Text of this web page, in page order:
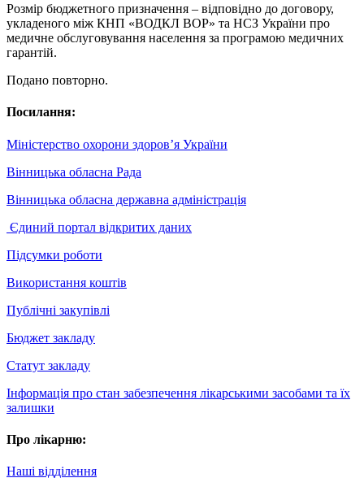
Розмір бюджетного призначення – відповідно до договору,
укладеного між КНП «ВОДКЛ ВОР» та НСЗ України про
медичне обслуговування населення за програмою медичних
гарантій.
Подано повторно.
Посилання:
Міністерство охорони здоров’я України
Вінницька обласна Рада
Вінницька обласна державна адміністрація
Єдиний портал відкритих даних
Підсумки роботи
Використання коштів
Публічні закупівлі
Бюджет закладу
Статут закладу
Інформація про стан забезпечення лікарськими засобами та їх
залишки
Про лікарню:
Наші відділення